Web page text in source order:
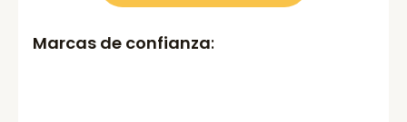
Marcas de confianza: